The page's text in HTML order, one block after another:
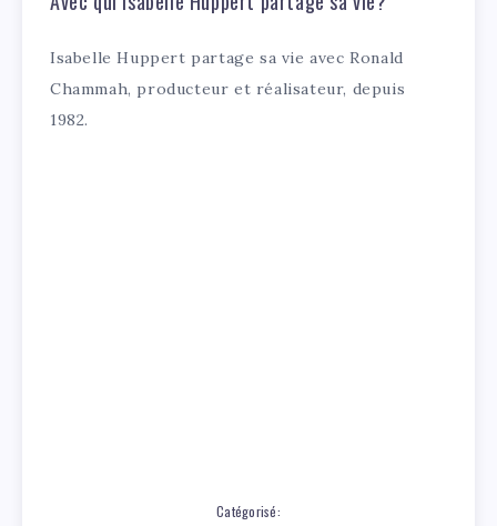
Isabelle Huppert partage sa vie avec Ronald
Chammah, producteur et réalisateur, depuis
1982.
Catégorisé: